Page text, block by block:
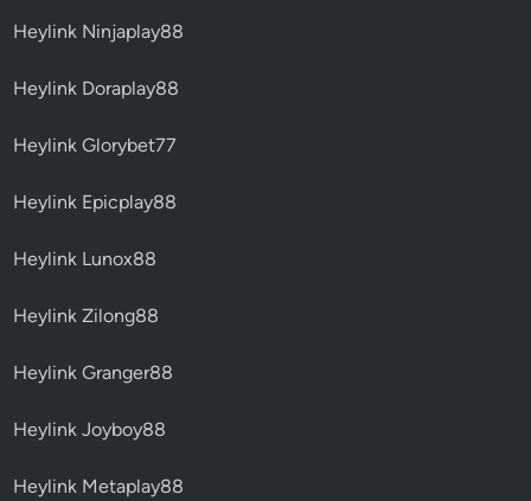
Heylink Ninjaplay88
Heylink Doraplay88
Heylink Glorybet77
Heylink Epicplay88
Heylink Lunox88
Heylink Zilong88
Heylink Granger88
Heylink Joyboy88
Heylink Metaplay88